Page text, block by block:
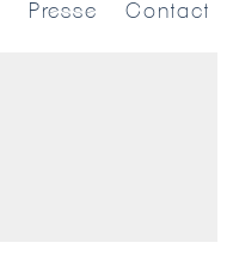
Presse Contact